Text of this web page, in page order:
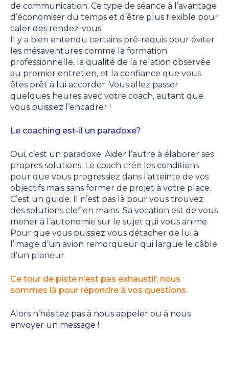
de communication. Ce type de séance à l’avantage
d’économiser du temps et d’être plus flexible pour
caler des rendez-vous.
Il y a bien entendu certains pré-requis pour éviter
les mésaventures comme la formation
professionnelle, la qualité de la relation observée
au premier entretien, et la confiance que vous
êtes prêt à lui accorder. Vous allez passer
quelques heures avec votre coach, autant que
vous puissiez l’encadrer !
Le coaching est-il un paradoxe?
Oui, c’est un paradoxe. Aider l’autre à élaborer ses
propres solutions. Le coach crée les conditions
pour que vous progressiez dans l’atteinte de vos
objectifs mais sans former de projet à votre place.
C’est un guide. Il n’est pas là pour vous trouvez
des solutions clef en mains. Sa vocation est de vous
mener à l’autonomie sur le sujet qui vous anime.
Pour que vous puissiez vous détacher de lui à
l’image d’un avion remorqueur qui largue le câble
d’un planeur.
Ce tour de piste n’est pas exhaustif, nous
sommes là pour répondre à vos questions.
Alors n’hésitez pas à nous appeler ou à nous
envoyer un message !